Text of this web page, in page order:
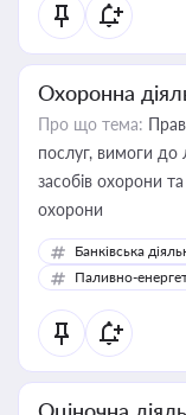
Охоронна
Про що тема:
послуг, вимоги до
засобів охорони та
охорони
Банківська
Паливно-